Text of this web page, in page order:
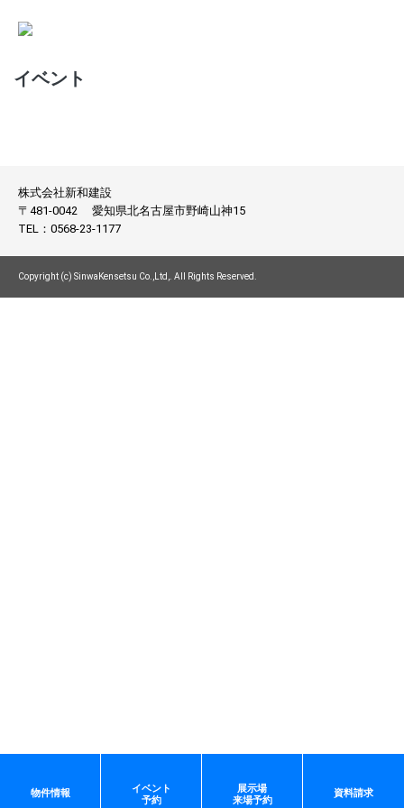
イベント
株式会社新和建設
〒481-0042
愛知県北名古屋市野崎山神15
TEL： 0568-23-1177
Copyright (c) SinwaKensetsu Co.,Ltd,. All Rights Reserved.
物件情報
イベント
予約
展示場
来場予約
資料請求